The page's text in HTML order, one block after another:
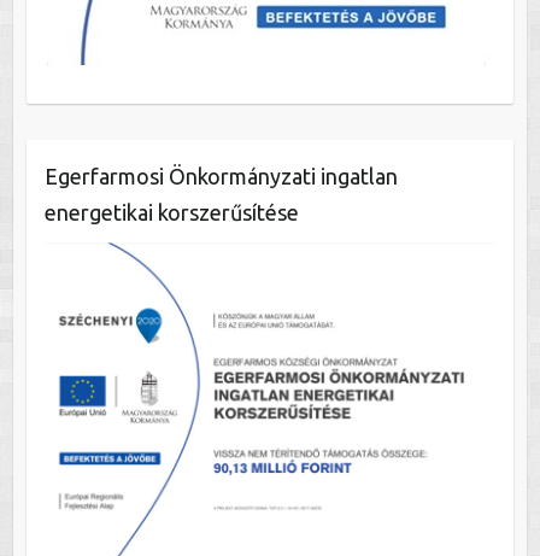
Egerfarmosi Önkormányzati ingatlan
energetikai korszerűsítése